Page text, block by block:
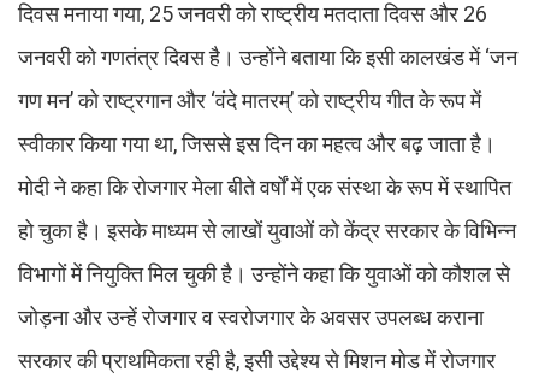
दिवस मनाया गया, 25 जनवरी को राष्ट्रीय मतदाता दिवस और 26
जनवरी को गणतंत्र दिवस है। उन्होंने बताया कि इसी कालखंड में ‘जन
गण मन’ को राष्ट्रगान और ‘वंदे मातरम्’ को राष्ट्रीय गीत के रूप में
स्वीकार किया गया था, जिससे इस दिन का महत्व और बढ़ जाता है।
मोदी ने कहा कि रोजगार मेला बीते वर्षों में एक संस्था के रूप में स्थापित
हो चुका है। इसके माध्यम से लाखों युवाओं को केंद्र सरकार के विभिन्न
विभागों में नियुक्ति मिल चुकी है। उन्होंने कहा कि युवाओं को कौशल से
जोड़ना और उन्हें रोजगार व स्वरोजगार के अवसर उपलब्ध कराना
सरकार की प्राथमिकता रही है, इसी उद्देश्य से मिशन मोड में रोजगार